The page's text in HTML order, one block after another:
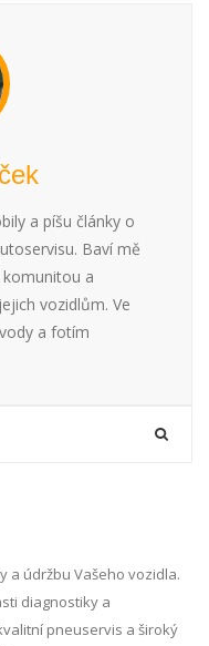
a píšu články o
Baví mě
a
vozidlům. Ve
a fotím
a údržbu Vašeho vozidla.
diagnostiky a
pneuservis a široký